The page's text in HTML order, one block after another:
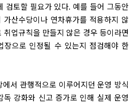
검토할 필요가 있다. 예를 들어 그동안
산수당이나 연차휴가를 적용하지 않
취업규칙을 만들지 않은 경우 등이라면
장으로 인정될 수 있는지 점검해야 한
서 관행적으로 이루어지던 운영 방식
독 강화와 신고 증가로 인해 실제 운영